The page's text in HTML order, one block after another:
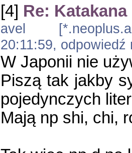
[4] Re:
avel
20:11:59,
W Japonii nie
Piszą tak jakby
pojedynczych
Mają np shi, chi,